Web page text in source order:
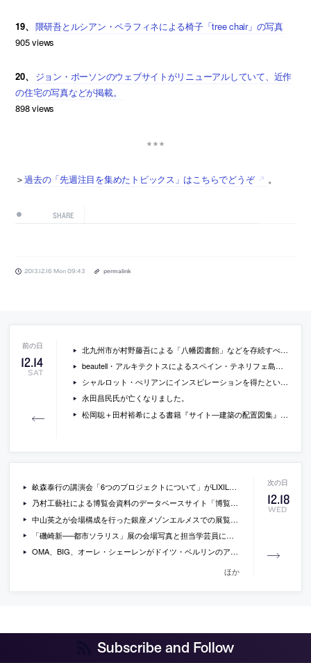
19、 隈研吾とルシアン・ペラフィネによる椅子「tree chair」の写真
905 views
20、
ジョン・ポーソンのウェブサイトがリニューアルしていて、近作
の住宅の写真などが掲載。
898 views
＞過去の「先週注目を集めたトピックス」はこちらでどうぞ 。
SHARE
2013.12.16 Mon 09:43 permalink
12.14
SAT
北九州市が村野藤吾による「八幡図書館」などを存続すべきかどうか検討しているそうです
beautell・アルキテクトスによるスペイン・テネリフェ島の礼拝堂「chapel of saint john the baptist」の写真
シャルロット・ぺリアンにインスピレーションを得たというルイ・ヴィトン2014年春夏コレクションの写真
永田昌民氏が亡くなりました。
松岡聡＋田村裕希による書籍『サイト―建築の配置図集』の交流サイトがオープン
12.18
WED
畝森泰行の講演会「6つのプロジェクトについて」がLIXILショールーム東京で開催
乃村工藝社による博覧会資料のデータベースサイト「博覧会資料COLLECTION」
中山英之が会場構成を行った銀座メゾンエルメスでの展覧会「クリスチャン・ボヌフォワ展」の会場写真
「磯崎新──都市ソラリス」展の会場写真と担当学芸員による解説
OMA、BIG、オーレ・シェーレンがドイツ・ベルリンのアクセル・シュプリンガー社キャンパス設計コンペの最終候補に
ほか
Subscribe and Follow